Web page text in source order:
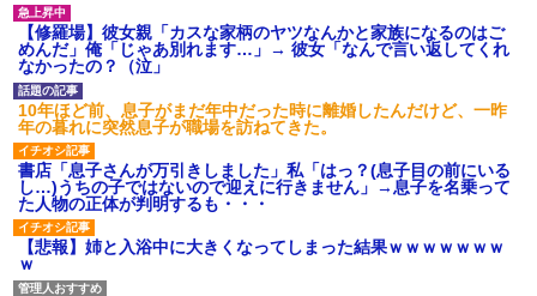
【修羅場】彼女親「カスな家柄のヤツなんかと家族になるのはご
めんだ」俺「じゃあ別れます…」→ 彼女「なんで言い返してくれ
なかったの？（泣」
10年ほど前、息子がまだ年中だった時に離婚したんだけど、一昨
年の暮れに突然息子が職場を訪ねてきた。
書店「息子さんが万引きしました」私「はっ？(息子目の前にいる
し…)うちの子ではないので迎えに行きません」→息子を名乗って
た人物の正体が判明するも・・・
【悲報】姉と入浴中に大きくなってしまった結果ｗｗｗｗｗｗｗ
ｗ